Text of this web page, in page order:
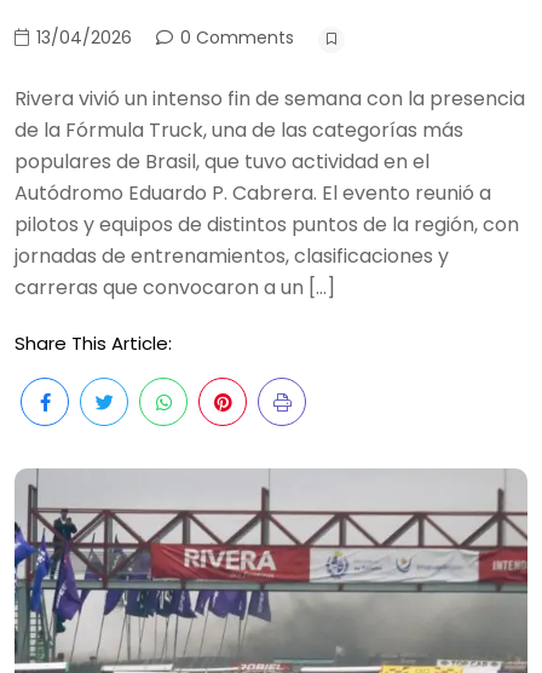
13/04/2026 0 Comments
Rivera vivió un intenso fin de semana con la presencia
de la Fórmula Truck, una de las categorías más
populares de Brasil, que tuvo actividad en el
Autódromo Eduardo P. Cabrera. El evento reunió a
pilotos y equipos de distintos puntos de la región, con
jornadas de entrenamientos, clasificaciones y
carreras que convocaron a un […]
Share This Article: